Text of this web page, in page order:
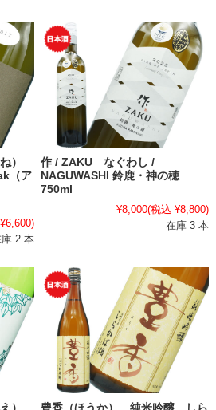
ね）
（ア
2 本
作 / ZAKU なぐわし /
NAGUWASHI 鈴鹿・神の穂
750ml
¥8,000(税込 ¥8,800)
在庫 3 本